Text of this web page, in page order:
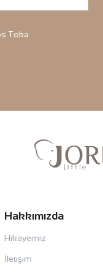
Toka
Hakkımızda
Hikayemiz
İletişim